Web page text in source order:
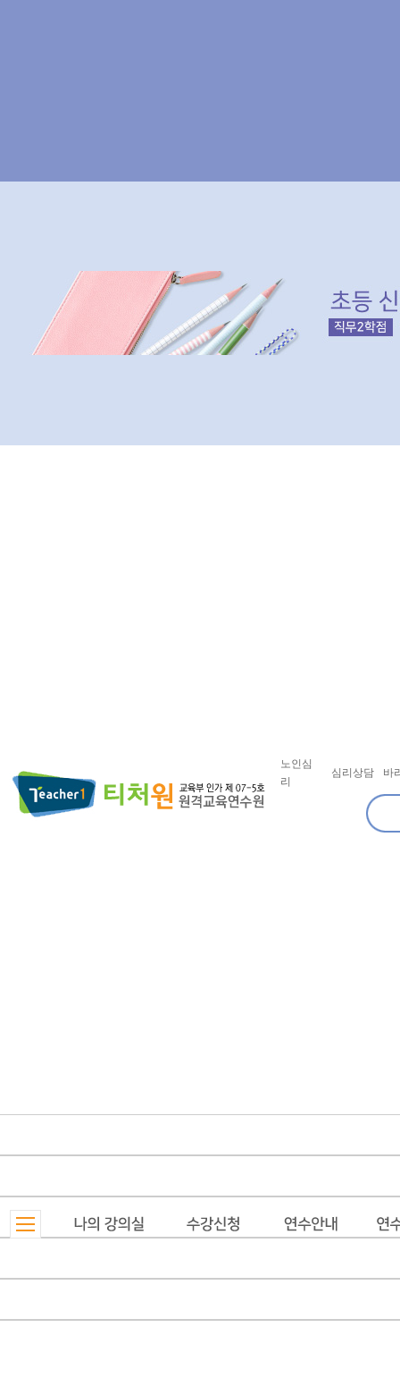
노인심
리
심리상담 바